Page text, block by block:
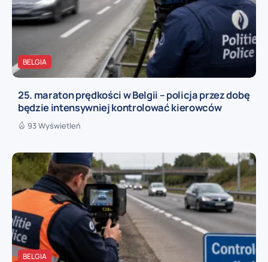
BELGIA
25. maraton prędkości w Belgii – policja przez dobę
będzie intensywniej kontrolować kierowców
93 Wyświetleń
BELGIA